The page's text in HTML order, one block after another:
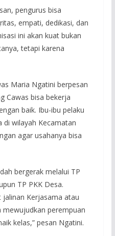
pengurus bisa
empati, dedikasi, dan
ini akan kuat bukan
tetapi karena
Maria Ngatini berpesan
Cawas bisa bekerja
baik. Ibu-ibu pelaku
di wilayah Kecamatan
agar usahanya bisa
bergerak melalui TP
TP PKK Desa.
Kerjasama atau
perempuan
kelas,” pesan Ngatini.